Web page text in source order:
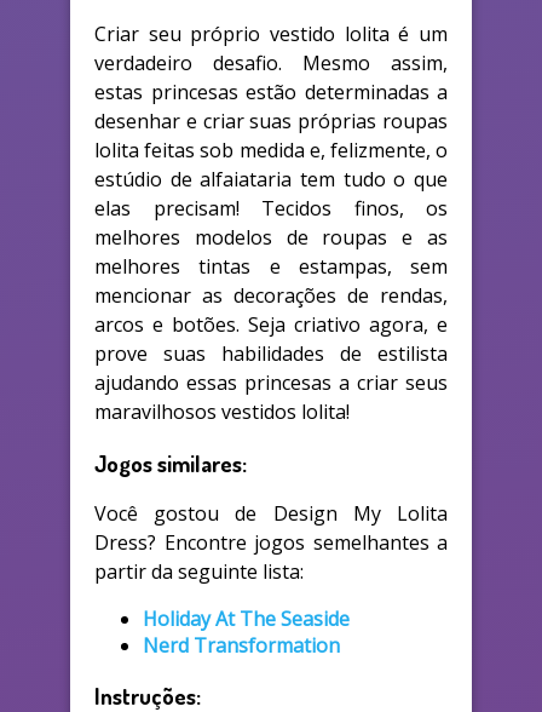
Criar seu próprio vestido lolita é um
verdadeiro desafio. Mesmo assim,
estas princesas estão determinadas a
desenhar e criar suas próprias roupas
lolita feitas sob medida e, felizmente, o
estúdio de alfaiataria tem tudo o que
elas precisam! Tecidos finos, os
melhores modelos de roupas e as
melhores tintas e estampas, sem
mencionar as decorações de rendas,
arcos e botões. Seja criativo agora, e
prove suas habilidades de estilista
ajudando essas princesas a criar seus
maravilhosos vestidos lolita!
Jogos similares:
Você gostou de Design My Lolita
Dress? Encontre jogos semelhantes a
partir da seguinte lista:
Holiday At The Seaside
Nerd Transformation
Instruções: